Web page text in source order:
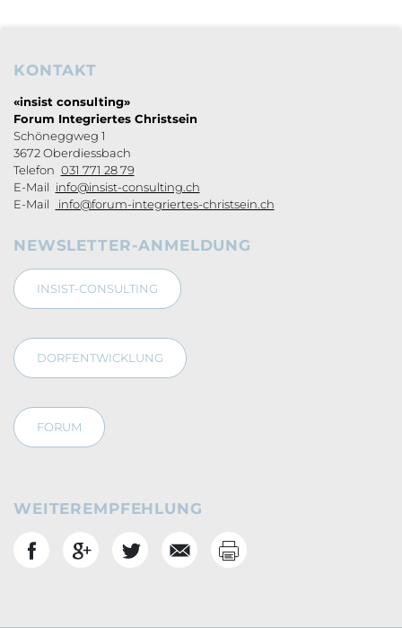
Footerbereich
KONTAKT
«insist consulting»
Forum Integriertes Christsein
Schöneggweg 1
3672 Oberdiessbach
Telefon 031 771 28 79
E-Mail info@insist-consulting.ch
E-Mail
info@forum-integriertes-christsein.ch
NEWSLETTER-ANMELDUNG
INSIST-CONSULTING
DORFENTWICKLUNG
FORUM
Social Bookmarks
WEITEREMPFEHLUNG
Drucken